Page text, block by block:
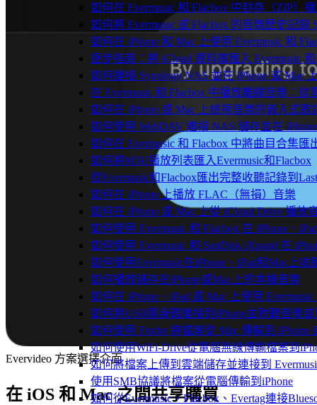
如何在 Evermusic 和 Flacbox 中封存（ZIP
如何將 Evermusic 或 Flacbox 的音樂歷史記錄
如何在 iPhone 和 Mac 上使用 Evermusic 和
逐步指南：將 iCloud 資料庫匯入 Evermusic 和
如何連接 Synology NAS 並在 iPhone 或 Mac
在 Evermusic 和 Flacbox 中播放離線音樂：
如何在 iPhone 或 Mac 上檢視音樂的嵌入式
如何使用 WebDAV 連接 NAS 儲存並在
如何在 Evermusic 和 Flacbox 中將曲目合集
如何將M3U播放列表匯入Evermusic和Flacbox
從Evermusic和Flacbox匯出完整收聽記錄到
如何在 iPhone 上播放 FLAC（無損）音樂
如何在 iPhone 或 Mac 上從 iCloud Drive 播放
如何使用 Evermusic 和 Flacbox 在 iPhone、
如何使用 Evermusic 和 SanDisk iXpand 在
如何使用Evermusic在iPhone、iPad和Mac上收
如何播放儲存在iPhone或Mac上的本機音樂
如何在 iPhone、iPad 或 Mac 上使用
如何將USB隨身碟連接到iPhone並聆聽音樂
如何使用 Finder 將檔案從 Mac 傳輸到 iPhone
如何使用WiFi-Drive從電腦無線傳輸檔案到
如何將檔案上傳到雲端儲存並連接到
使用SMB協議將檔案從電腦傳輸到iPhone
如何從Evermusic、Flacbox、Evertag連接
Evervideo 方案選擇介面
在 iOS 和 Mac 之間共享購買